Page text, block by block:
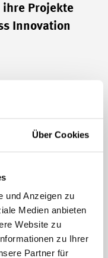
Über Cookies
und Anzeigen zu
Medien anbieten
Website zu
zu Ihrer
Partner für
Projekte
Innovation
Award 2013
Unternehmen
geschaffen. In
an, die mit einer
oder neuen
werden durch
drei ersten in jeder
oder Technologien
am 20. November